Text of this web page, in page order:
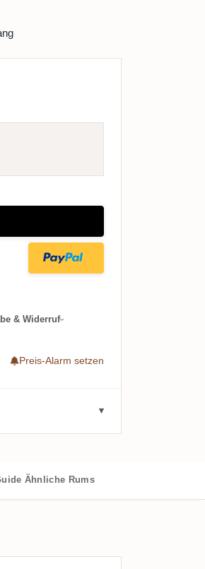
& Widerruf
Preis-Alarm setzen
Ähnliche Rums